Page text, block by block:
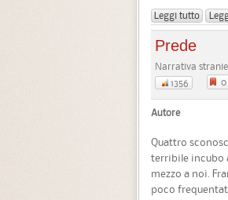
Leggi tutto
Prede
Narrativa
1356
0
Autore
Quattro
terribile incubo
mezzo a noi.
poco